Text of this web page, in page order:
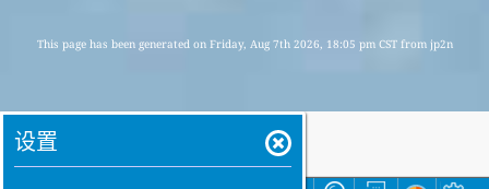
This page has been generated on Friday, Aug 7th 2026, 18:05 pm CST from jp2n
设置